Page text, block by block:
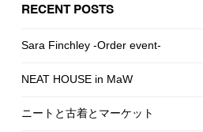
RECENT POSTS
Sara Finchley -Order event-
NEAT HOUSE in MaW
ニートと古着とマーケット